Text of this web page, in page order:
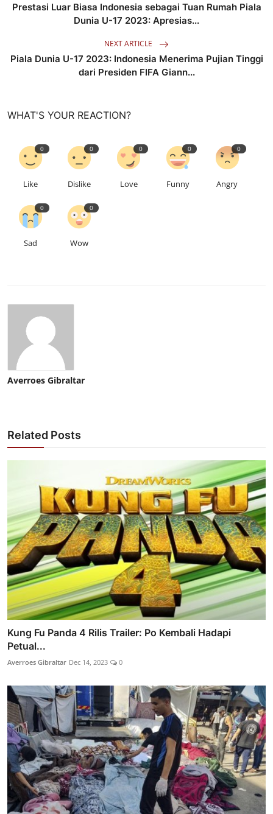
Prestasi Luar Biasa Indonesia sebagai Tuan Rumah Piala
Dunia U-17 2023: Apresias...
NEXT ARTICLE
Piala Dunia U-17 2023: Indonesia Menerima Pujian Tinggi
dari Presiden FIFA Giann...
WHAT'S YOUR REACTION?
0
Like
0
Dislike
0
Love
0
Funny
0
Angry
0
Sad
0
Wow
Averroes Gibraltar
Related Posts
Kung Fu Panda 4 Rilis Trailer: Po Kembali Hadapi
Petual...
Averroes Gibraltar Dec 14, 2023 0